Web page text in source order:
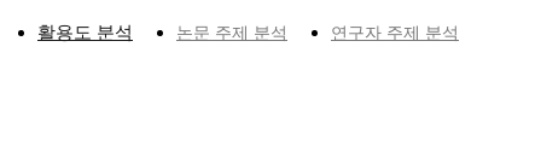
활용도 분석 논문 주제 분석 연구자 주제 분석